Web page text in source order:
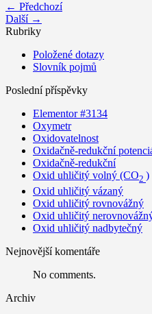
← Předchozí
Další →
Rubriky
Položené dotazy
Slovník pojmů
Poslední příspěvky
Elementor #3134
Oxymetr
Oxidovatelnost
Oxidačně-redukční
Oxidačně-redukční
Oxid uhličitý volný (CO2 )
Oxid uhličitý vázaný
Oxid uhličitý rovnovážný
Oxid uhličitý
Oxid uhličitý nadbytečný
Nejnovější komentáře
No comments.
Archiv